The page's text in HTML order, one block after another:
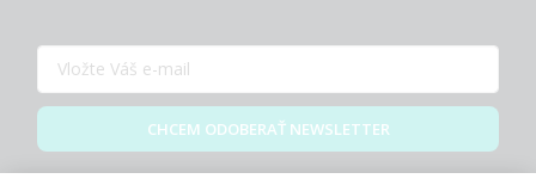
CHCEM ODOBERAŤ NEWSLETTER